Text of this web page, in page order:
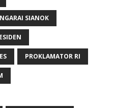
NGARAI SIANOK
PROKLAMATOR RI